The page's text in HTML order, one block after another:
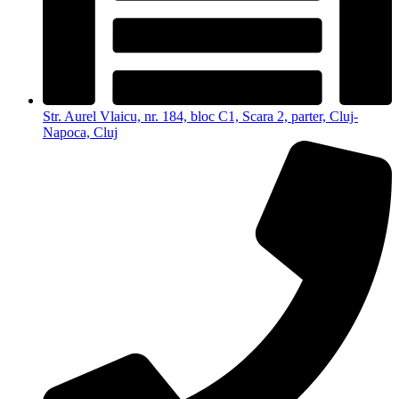
Str. Aurel Vlaicu, nr. 184, bloc C1, Scara 2, parter, Cluj-
Napoca, Cluj